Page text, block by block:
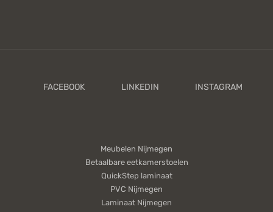
Meubelen Nijmegen
Betaalbare eetkamerstoelen
QuickStep laminaat
PVC Nijmegen
Laminaat Nijmegen